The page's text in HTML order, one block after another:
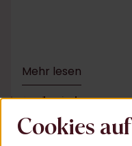
Mehr lesen
Projekte
Cookies